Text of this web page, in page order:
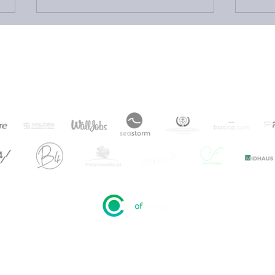
Como o investimento de
impacto pode impulsionar
o empreendedorismo